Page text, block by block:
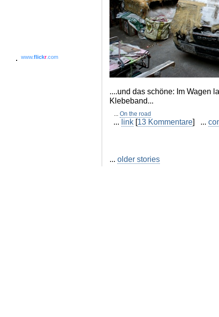
www.flickr.com
....und das schöne: Im Wagen
Klebeband...
... On the road
... link [13 Kommentare] ...
... older stories